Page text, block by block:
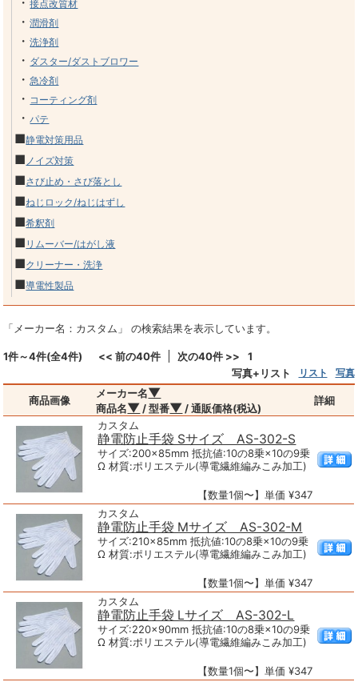
接点改質材
・潤滑剤
・洗浄剤
・ ダスター/ダストブロワー
・急冷剤
・ コーティング剤
・パテ
■静電対策用品
■ ノイズ対策
■さび止め・さび落とし
■ねじロック/ねじはずし
■希釈剤
■ リムーバー/はがし液
■クリーナー・洗浄
■導電性製品
「メーカー名：カスタム」 の検索結果を表示しています。
1件～4件(全4件) << 前の40件 次の40件 >>
1
写真+リスト
リスト 写真
商品画像
メーカー名▼
商品名▼ / 型番▼ / 通販価格(税込)
詳細
カスタム
静電防止手袋 Sサイズ AS-302-S
サイズ:200×85mm 抵抗値:10の8乗×10の9乗
Ω 材質:ポリエステル(導電繊維編みこみ加工)
【数量1個〜】単価 ¥347
カスタム
静電防止手袋 Mサイズ AS-302-M
サイズ:210×85mm 抵抗値:10の8乗×10の9乗
Ω 材質:ポリエステル(導電繊維編みこみ加工)
【数量1個〜】単価 ¥347
カスタム
静電防止手袋 Lサイズ AS-302-L
サイズ:220×90mm 抵抗値:10の8乗×10の9乗
Ω 材質:ポリエステル(導電繊維編みこみ加工)
【数量1個〜】単価 ¥347